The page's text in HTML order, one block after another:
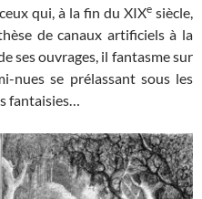
qui, à la fin du XIXe siècle,
de canaux artificiels à la
ses ouvrages, il fantasme sur
nues se prélassant sous les
fantaisies…